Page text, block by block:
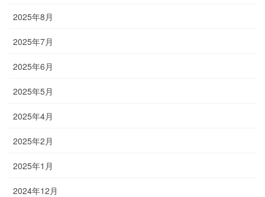
2025年8月
2025年7月
2025年6月
2025年5月
2025年4月
2025年2月
2025年1月
2024年12月